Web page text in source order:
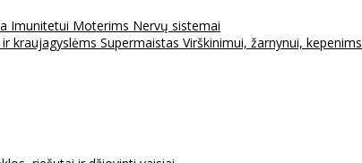
Imunitetui Moterims Nervų sistemai
ir kraujagyslėms Supermaistas Virškinimui, žarnynui, kepenims